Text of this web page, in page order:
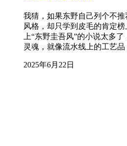
我猜，如果东野自己列个不
风格，却只学到皮毛的肯定
上“东野圭吾风”的小说太多
灵魂，就像流水线上的工艺
2025年6月22日